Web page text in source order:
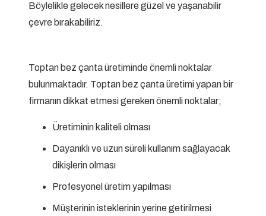
Böylelikle gelecek nesillere güzel ve yaşanabilir
çevre bırakabiliriz.
Toptan bez çanta üretiminde önemli noktalar
bulunmaktadır. Toptan bez çanta üretimi yapan bir
firmanın dikkat etmesi gereken önemli noktalar;
Üretiminin kaliteli olması
Dayanıklı ve uzun süreli kullanım sağlayacak
dikişlerin olması
Profesyonel üretim yapılması
Müşterinin isteklerinin yerine getirilmesi